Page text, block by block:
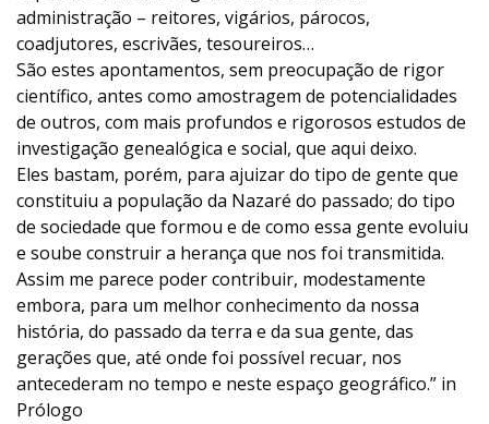
administração – reitores, vigários, párocos,
coadjutores, escrivães, tesoureiros…
São estes apontamentos, sem preocupação de rigor
científico, antes como amostragem de potencialidades
de outros, com mais profundos e rigorosos estudos de
investigação genealógica e social, que aqui deixo.
Eles bastam, porém, para ajuizar do tipo de gente que
constituiu a população da Nazaré do passado; do tipo
de sociedade que formou e de como essa gente evoluiu
e soube construir a herança que nos foi transmitida.
Assim me parece poder contribuir, modestamente
embora, para um melhor conhecimento da nossa
história, do passado da terra e da sua gente, das
gerações que, até onde foi possível recuar, nos
antecederam no tempo e neste espaço geográfico.” in
Prólogo